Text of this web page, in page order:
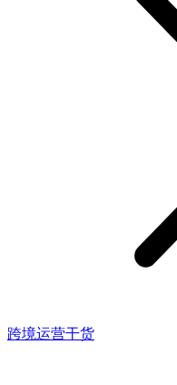
跨境运营干货